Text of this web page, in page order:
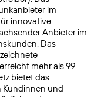
im
innovative
Anbieter im
Das
mehr als 99
bietet das
Kundinnen und